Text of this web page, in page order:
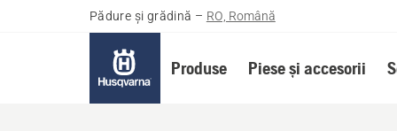
Pădure și grădină – RO, Română
Produse Piese și accesorii